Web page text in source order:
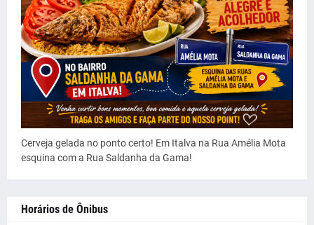
Cerveja gelada no ponto certo! Em Italva na Rua Amélia Mota
esquina com a Rua Saldanha da Gama!
Horários de Ônibus